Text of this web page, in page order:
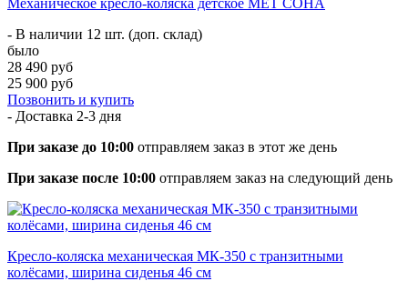
- В наличии 12 шт. (доп. склад)
было
28 490 руб
25 900 руб
Позвонить и купить
- Доставка 2-3 дня
При заказе до 10:00 отправляем заказ в этот же день
При заказе после 10:00 отправляем заказ на следующий день
Кресло-коляска механическая МК-350 с транзитными
колёсами, ширина сиденья 46 см